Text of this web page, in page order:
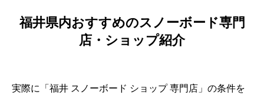
福井県内おすすめのスノーボード専門
店・ショップ紹介
実際に「福井 スノーボード ショップ 専門店」の条件を